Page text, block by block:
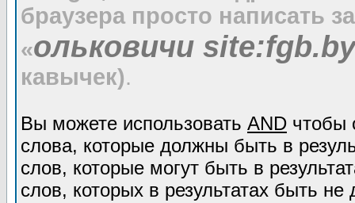
браузера просто написать
«ольковичи site:fgb.by
кавычек).
Вы можете использовать AND чтобы
слова, которые должны быть в
слов, которые могут быть в
слов, которых в результатах быть не